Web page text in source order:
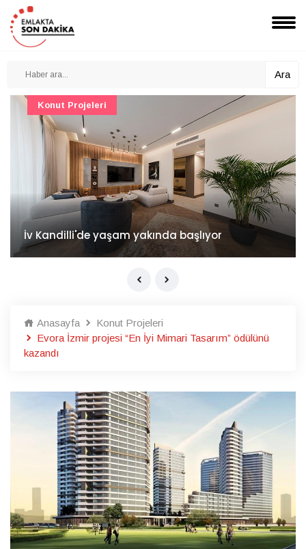
Ara
İv Kandilli'de yaşam yakında başlıyor
Konut Projeleri
Anasayfa
Konut Projeleri
Evora İzmir projesi “En İyi Mimari Tasarım” ödülünü
kazandı